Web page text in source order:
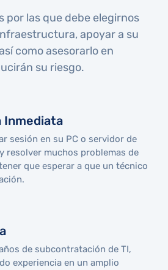
por las que debe elegirnos
apoyar a su
como asesorarlo en
su riesgo.
Inmediata
sesión en su PC o servidor de
resolver muchos problemas de
que esperar a que un técnico
de subcontratación de TI,
experiencia en un amplio